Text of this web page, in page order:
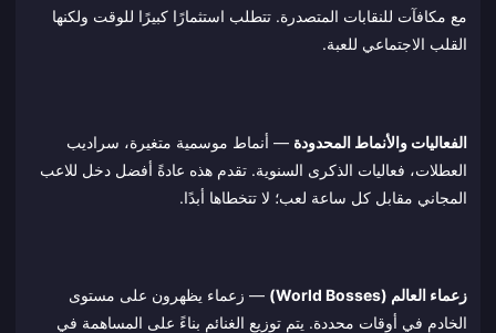
مع مكافآت للنقابات المتصدرة. تتطلب استثمارًا كبيرًا للوقت ولكنها
القلب الاجتماعي للعبة.
الفعاليات والأنماط المحدودة — أنماط موسمية متغيرة، سراديب
العطلات، فعاليات الذكرى السنوية. تقدم هذه عادةً أفضل دخل للاعب
المجاني مقابل كل ساعة لعب؛ لا تتخطاها أبدًا.
زعماء العالم (World Bosses)
— زعماء يظهرون على مستوى
الخادم في أوقات محددة. يتم توزيع الغنائم بناءً على المساهمة في